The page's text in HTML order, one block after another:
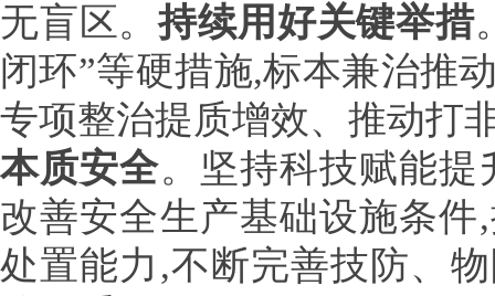
无盲区。持续用好关键举措
闭环”等硬措施,标本兼治推
专项整治提质增效、推动打
本质安全。坚持科技赋能
改善安全生产基础设施条
处置能力,不断完善技防、